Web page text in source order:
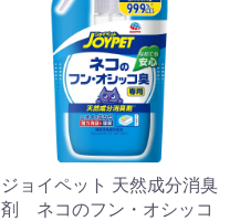
ジョイペット 天然成分消臭
剤 ネコのフン・オシッコ